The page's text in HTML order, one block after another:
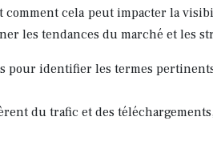
cela peut impacter la
les tendances du marché et les
pour identifier les termes
du trafic et des